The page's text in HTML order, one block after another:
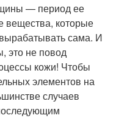
— период ее
вещества, которые
сама. И
это не повод
кожи! Чтобы
элементов на
случаев